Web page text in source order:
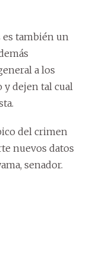
es también un
a los
y dejen tal cual
del crimen
nuevos datos
senador.